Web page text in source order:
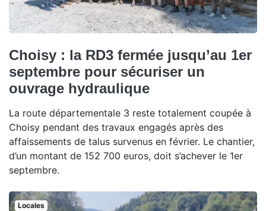
Choisy : la RD3 fermée jusqu’au 1er
septembre pour sécuriser un
ouvrage hydraulique
La route départementale 3 reste totalement coupée à
Choisy pendant des travaux engagés après des
affaissements de talus survenus en février. Le chantier,
d’un montant de 152 700 euros, doit s’achever le 1er
septembre.
Locales